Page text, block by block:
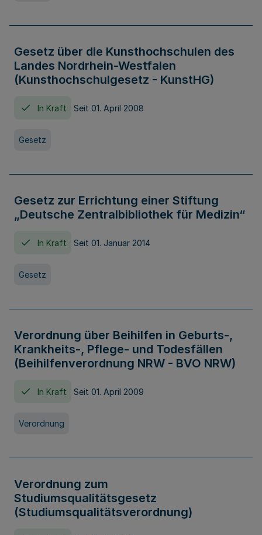
Gesetz über die Kunsthochschulen des
Landes Nordrhein-Westfalen
(Kunsthochschulgesetz - KunstHG)
In Kraft Seit 01. April 2008
Gesetz
Gesetz zur Errichtung einer Stiftung
„Deutsche Zentralbibliothek für Medizin“
In Kraft Seit 01. Januar 2014
Gesetz
Verordnung über Beihilfen in Geburts-,
Krankheits-, Pflege- und Todesfällen
(Beihilfenverordnung NRW - BVO NRW)
In Kraft Seit 01. April 2009
Verordnung
Verordnung zum
Studiumsqualitätsgesetz
(Studiumsqualitätsverordnung)